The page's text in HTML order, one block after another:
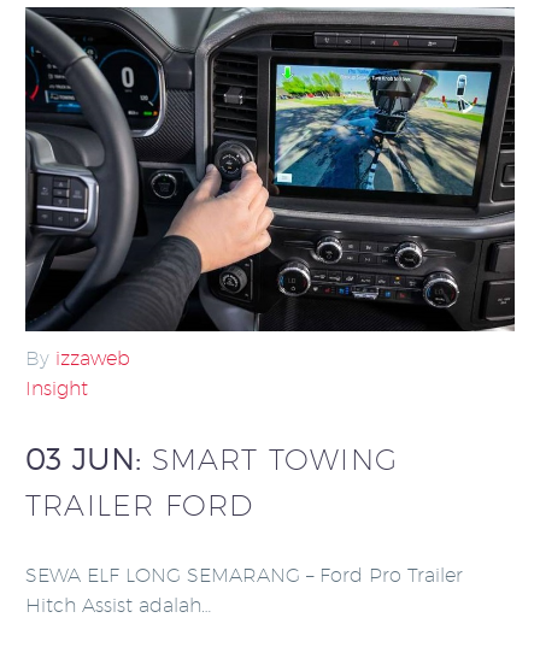
By izzaweb
Insight
03 JUN: SMART TOWING
TRAILER FORD
SEWA ELF LONG SEMARANG – Ford Pro Trailer
Hitch Assist adalah…